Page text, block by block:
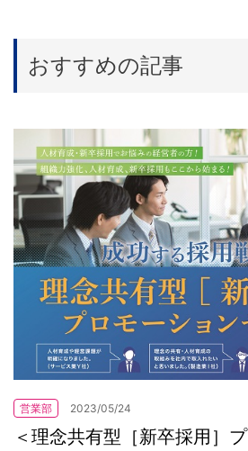
おすすめの記事
営業部 2023/05/24
＜理念共有型［新卒採用］